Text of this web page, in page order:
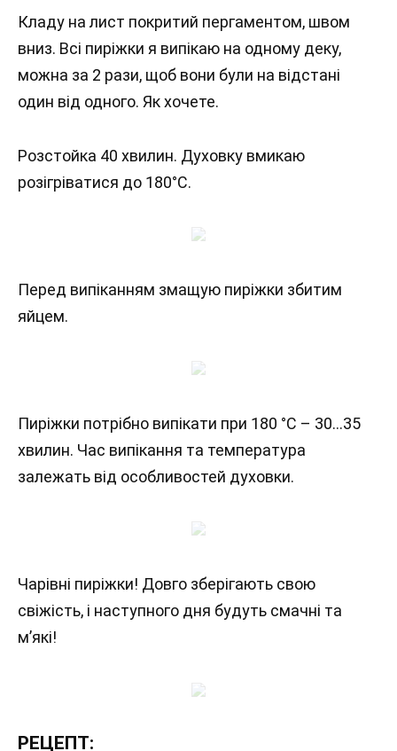
Кладу на лист покритий пергаментом, швом
вниз. Всі пиріжки я випікаю на одному деку,
можна за 2 рази, щоб вони були на відстані
один від одного. Як хочете.
Розстойка 40 хвилин. Духовку вмикаю
розігріватися до 180°С.
Перед випіканням змащую пиріжки збитим
яйцем.
Пиріжки потрібно випікати при 180 °С – 30…35
хвилин. Час випікання та температура
залежать від особливостей духовки.
Чарівні пиріжки! Довго зберігають свою
свіжість, і наступного дня будуть смачні та
м’які!
РЕЦЕПТ: